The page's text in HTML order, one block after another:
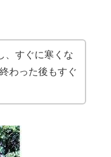
、すぐに寒くな
わった後もすぐ